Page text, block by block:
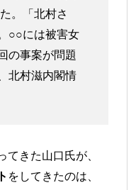
。「北村さ
○○には被害女
の事案が問題
北村滋内閣情
きた山口氏が、
をしてきたのは、